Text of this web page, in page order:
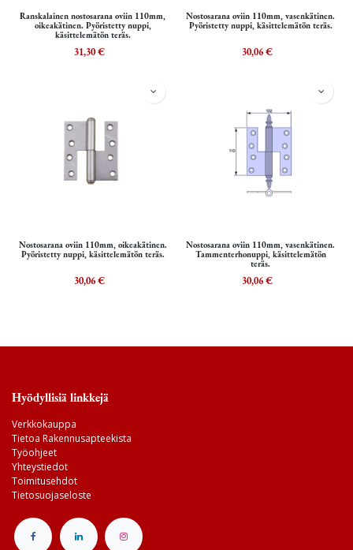
Ranskalainen nostosarana oviin 110mm,
oikeakätinen. Pyöristetty nuppi,
käsittelemätön teräs.
31,30€
Nostosarana oviin 110mm, vasenkätinen.
Pyöristetty nuppi, käsittelemätön teräs.
30,06€
Nostosarana oviin 110mm, oikeakätinen.
Pyöristetty nuppi, käsittelemätön teräs.
30,06€
Nostosarana oviin 110mm, vasenkätinen.
Tammenterhonuppi, käsittelemätön
teräs.
30,06€
Hyödyllisiä linkkejä
Verkkokauppa
Tietoa Rakennusapteekista
Työohjeet
Yhteystiedot
Toimitusehdot
Tietosuojaseloste